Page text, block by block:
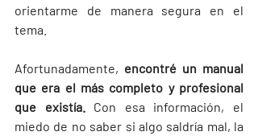
orientarme de manera segura en el
tema.
Afortunadamente, encontré un manual
que era el más completo y profesional
que existía.
Con esa información, el
miedo de no saber si algo saldría mal, la